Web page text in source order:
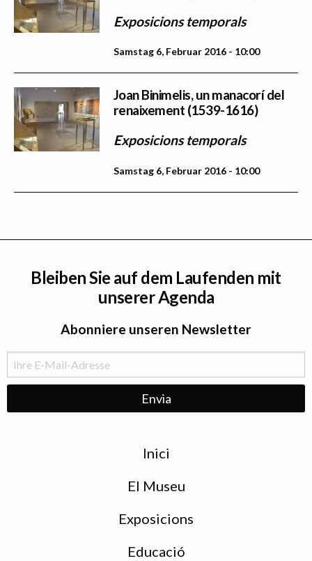
Exposicions temporals
Samstag 6, Februar 2016 - 10:00
Joan Binimelis, un manacorí del
renaixement (1539-1616)
Exposicions temporals
Samstag 6, Februar 2016 - 10:00
Bleiben Sie auf dem Laufenden mit
unserer Agenda
Abonniere unseren Newsletter
Inici
El Museu
Exposicions
Educació